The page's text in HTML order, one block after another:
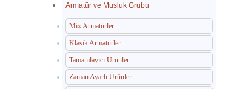
Armatür ve Musluk Grubu
Mix Armatürler
Klasik Armatürler
Tamamlayıcı Ürünler
Zaman Ayarlı Ürünler